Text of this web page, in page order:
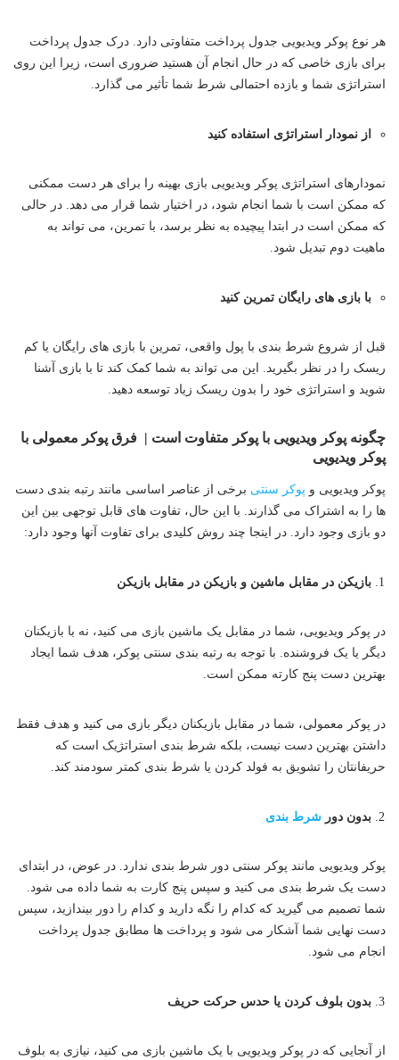
هر نوع پوکر ویدیویی جدول پرداخت متفاوتی دارد. درک جدول پرداخت
برای بازی خاصی که در حال انجام آن هستید ضروری است، زیرا این روی
استراتژی شما و بازده احتمالی شرط شما تأثیر می گذارد.
از نمودار استراتژی استفاده کنید
نمودارهای استراتژی پوکر ویدیویی بازی بهینه را برای هر دست ممکنی
که ممکن است با شما انجام شود، در اختیار شما قرار می دهد. در حالی
که ممکن است در ابتدا پیچیده به نظر برسد، با تمرین، می تواند به
ماهیت دوم تبدیل شود.
با بازی های رایگان تمرین کنید
قبل از شروع شرط بندی با پول واقعی، تمرین با بازی های رایگان یا کم
ریسک را در نظر بگیرید. این می تواند به شما کمک کند تا با بازی آشنا
شوید و استراتژی خود را بدون ریسک زیاد توسعه دهید.
چگونه پوکر ویدیویی با پوکر متفاوت است | فرق پوکر معمولی با
پوکر ویدیویی
پوکر ویدیویی و پوکر سنتی برخی از عناصر اساسی مانند رتبه بندی دست
ها را به اشتراک می گذارند. با این حال، تفاوت های قابل توجهی بین این
دو بازی وجود دارد. در اینجا چند روش کلیدی برای تفاوت آنها وجود دارد:
بازیکن در مقابل ماشین و بازیکن در مقابل بازیکن
در پوکر ویدیویی، شما در مقابل یک ماشین بازی می کنید، نه با بازیکنان
دیگر یا یک فروشنده. با توجه به رتبه بندی سنتی پوکر، هدف شما ایجاد
بهترین دست پنج کارته ممکن است.
در پوکر معمولی، شما در مقابل بازیکنان دیگر بازی می کنید و هدف فقط
داشتن بهترین دست نیست، بلکه شرط بندی استراتژیک است که
حریفانتان را تشویق به فولد کردن یا شرط بندی کمتر سودمند کند.
بدون دور شرط بندی
پوکر ویدیویی مانند پوکر سنتی دور شرط بندی ندارد. در عوض، در ابتدای
دست یک شرط بندی می کنید و سپس پنج کارت به شما داده می شود.
شما تصمیم می گیرید که کدام را نگه دارید و کدام را دور بیندازید، سپس
دست نهایی شما آشکار می شود و پرداخت ها مطابق جدول پرداخت
انجام می شود.
بدون بلوف کردن یا حدس حرکت حریف
از آنجایی که در پوکر ویدیویی با یک ماشین بازی می کنید، نیازی به بلوف